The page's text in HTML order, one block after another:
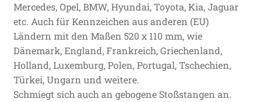
Mercedes, Opel, BMW, Hyundai, Toyota, Kia, Jaguar
etc. Auch für Kennzeichen aus anderen (EU)
Ländern mit den Maßen 520 x 110 mm, wie
Dänemark, England, Frankreich, Griechenland,
Holland, Luxemburg, Polen, Portugal, Tschechien,
Türkei, Ungarn und weitere.
Schmiegt sich auch an gebogene Stoßstangen an.